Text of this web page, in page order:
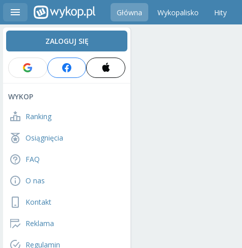
Główna Wykopalisko Hity
ZALOGUJ SIĘ
WYKOP
Ranking
Osiągnięcia
FAQ
O nas
Kontakt
Reklama
Regulamin